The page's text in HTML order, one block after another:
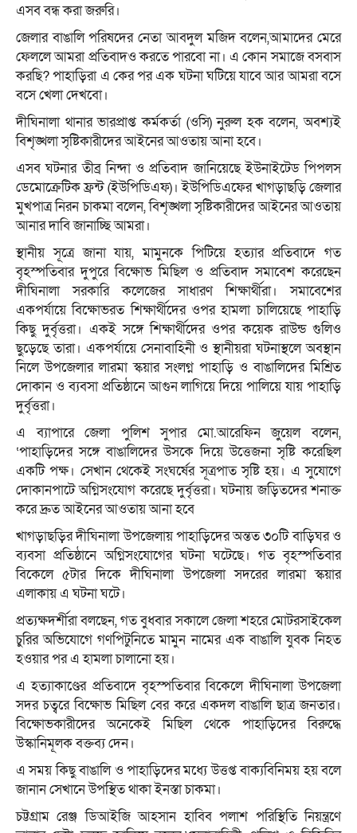
এসব বন্ধ করা জরুরি।
জেলার বাঙালি পরিষদের নেতা আবদুল মজিদ বলেন,আমাদের মেরে
ফেললে আমরা প্রতিবাদও করতে পারবো না। এ কোন সমাজে বসবাস
করছি? পাহাড়িরা এ কের পর এক ঘটনা ঘটিয়ে যাবে আর আমরা বসে
বসে খেলা দেখবো।
দীঘিনালা থানার ভারপ্রাপ্ত কর্মকর্তা (ওসি) নুরুল হক বলেন, অবশ্যই
বিশৃঙ্খলা সৃষ্টিকারীদের আইনের আওতায় আনা হবে।
এসব ঘটনার তীব্র নিন্দা ও প্রতিবাদ জানিয়েছে ইউনাইটেড পিপলস
ডেমোক্রেটিক ফ্রন্ট (ইউপিডিএফ)। ইউপিডিএফের খাগড়াছড়ি জেলার
মুখপাত্র নিরন চাকমা বলেন, বিশৃঙ্খলা সৃষ্টিকারীদের আইনের আওতায়
আনার দাবি জানাচ্ছি আমরা।
স্থানীয় সূত্রে জানা যায়, মামুনকে পিটিয়ে হত্যার প্রতিবাদে গত
বৃহস্পতিবার দুপুরে বিক্ষোভ মিছিল ও প্রতিবাদ সমাবেশ করেছেন
দীঘিনালা সরকারি কলেজের সাধারণ শিক্ষার্থীরা। সমাবেশের
একপর্যায়ে বিক্ষোভরত শিক্ষার্থীদের ওপর হামলা চালিয়েছে পাহাড়ি
কিছু দুর্বৃত্তরা। একই সঙ্গে শিক্ষার্থীদের ওপর কয়েক রাউন্ড গুলিও
ছুড়েছে তারা। একপর্যায়ে সেনাবাহিনী ও স্থানীয়রা ঘটনাস্থলে অবস্থান
নিলে উপজেলার লারমা স্কয়ার সংলগ্ন পাহাড়ি ও বাঙালিদের মিশ্রিত
দোকান ও ব্যবসা প্রতিষ্ঠানে আগুন লাগিয়ে দিয়ে পালিয়ে যায় পাহাড়ি
দুর্বৃত্তরা।
এ ব্যাপারে জেলা পুলিশ সুপার মো.আরেফিন জুয়েল বলেন,
‘পাহাড়িদের সঙ্গে বাঙালিদের উসকে দিয়ে উত্তেজনা সৃষ্টি করেছিল
একটি পক্ষ। সেখান থেকেই সংঘর্ষের সূত্রপাত সৃষ্টি হয়। এ সুযোগে
দোকানপাটে অগ্নিসংযোগ করেছে দুর্বৃত্তরা। ঘটনায় জড়িতদের শনাক্ত
করে দ্রুত আইনের আওতায় আনা হবে
খাগড়াছড়ির দীঘিনালা উপজেলায় পাহাড়িদের অন্তত ৩০টি বাড়িঘর ও
ব্যবসা প্রতিষ্ঠানে অগ্নিসংযোগের ঘটনা ঘটেছে। গত বৃহস্পতিবার
বিকেলে ৫টার দিকে দীঘিনালা উপজেলা সদরের লারমা স্কয়ার
এলাকায় এ ঘটনা ঘটে।
প্রত্যক্ষদর্শীরা বলছেন, গত বুধবার সকালে জেলা শহরে মোটরসাইকেল
চুরির অভিযোগে গণপিটুনিতে মামুন নামের এক বাঙালি যুবক নিহত
হওয়ার পর এ হামলা চালানো হয়।
এ হত্যাকাণ্ডের প্রতিবাদে বৃহস্পতিবার বিকেলে দীঘিনালা উপজেলা
সদর চত্বরে বিক্ষোভ মিছিল বের করে একদল বাঙালি ছাত্র জনতার।
বিক্ষোভকারীদের অনেকেই মিছিল থেকে পাহাড়িদের বিরুদ্ধে
উস্কানিমূলক বক্তব্য দেন।
এ সময় কিছু বাঙালি ও পাহাড়িদের মধ্যে উত্তপ্ত বাক্যবিনিময় হয় বলে
জানান সেখানে উপস্থিত থাকা ইনস্তা চাকমা।
চট্টগ্রাম রেঞ্জ ডিআইজি আহসান হাবিব পলাশ পরিস্থিতি নিয়ন্ত্রণে